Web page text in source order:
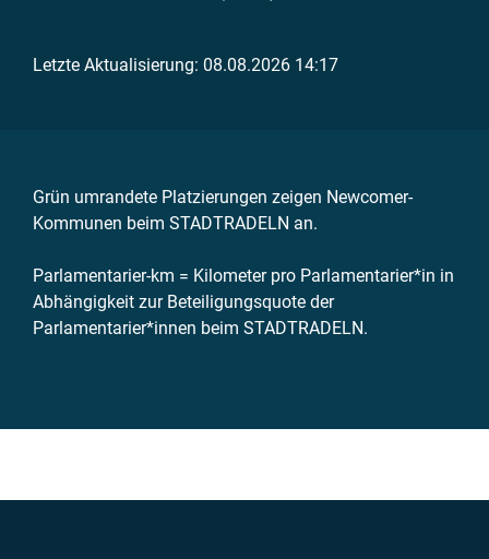
Letzte Aktualisierung: 08.08.2026 14:17
Grün umrandete Platzierungen zeigen Newcomer-
Kommunen beim STADTRADELN an.
Parlamentarier-km = Kilometer pro Parlamentarier*in in
Abhängigkeit zur Beteiligungsquote der
Parlamentarier*innen beim STADTRADELN.